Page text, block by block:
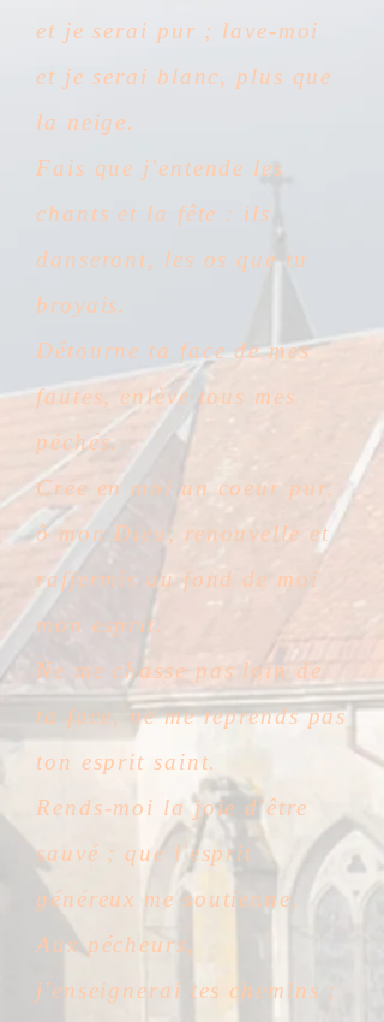
et je serai pur ; lave-moi
et je serai blanc, plus que
la neige.
Fais que j'entende les
chants et la fête : ils
danseront, les os que tu
broyais.
Détourne ta face de mes
fautes, enlève tous mes
péchés.
Crée en moi un coeur pur,
ô mon Dieu, renouvelle et
raffermis au fond de moi
mon esprit.
Ne me chasse pas loin de
ta face, ne me reprends pas
ton esprit saint.
Rends-moi la joie d'être
sauvé ; que l'esprit
généreux me soutienne.
Aux pécheurs,
j'enseignerai tes chemins ;